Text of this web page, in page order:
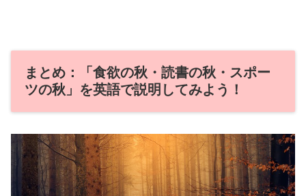
まとめ：「食欲の秋・読書の秋・スポー
ツの秋」を英語で説明してみよう！